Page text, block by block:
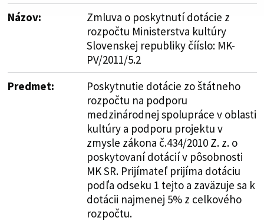
Názov:
Zmluva o poskytnutí dotácie z
rozpočtu Ministerstva kultúry
Slovenskej republiky čííslo: MK-
PV/2011/5.2
Predmet:
Poskytnutie dotácie zo štátneho
rozpočtu na podporu
medzinárodnej spolupráce v oblasti
kultúry a podporu projektu v
zmysle zákona č.434/2010 Z. z. o
poskytovaní dotácií v pôsobnosti
MK SR. Prijímateľ prijíma dotáciu
podľa odseku 1 tejto a zaväzuje sa k
dotácii najmenej 5% z celkového
rozpočtu.